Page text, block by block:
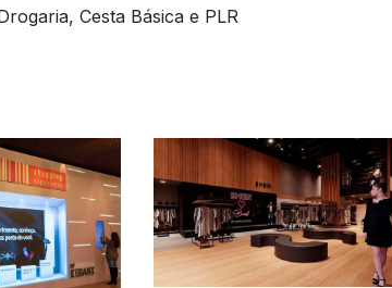
Cesta Básica e PLR